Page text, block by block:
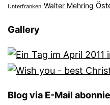
Unterfranken Walter Mehring
Gallery
Blog via E-Mail